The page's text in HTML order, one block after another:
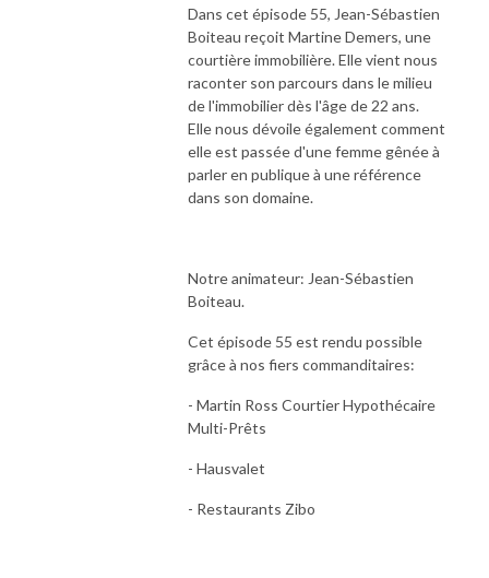
Dans cet épisode 55, Jean-Sébastien
Boiteau reçoit Martine Demers, une
courtière immobilière. Elle vient nous
raconter son parcours dans le milieu
de l'immobilier dès l'âge de 22 ans.
Elle nous dévoile également comment
elle est passée d'une femme gênée à
parler en publique à une référence
dans son domaine.
Notre animateur: Jean-Sébastien
Boiteau.
Cet épisode 55 est rendu possible
grâce à nos fiers commanditaires:
- Martin Ross Courtier Hypothécaire
Multi-Prêts
- Hausvalet
- Restaurants Zibo